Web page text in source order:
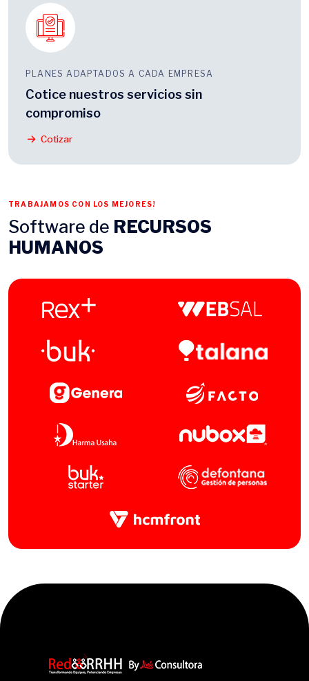
PLANES ADAPTADOS A CADA EMPRESA
Cotice nuestros servicios sin
compromiso
Cotizar
Software de RECURSOS
HUMANOS